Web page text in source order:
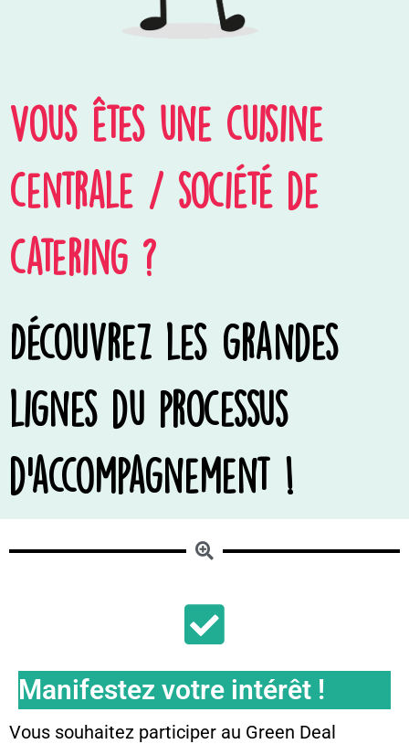
Vous êtes une cuisine
centrale / société de
catering ?
Découvrez les grandes
lignes du processus
d'accompagnement !
Manifestez votre intérêt !
Vous souhaitez participer au Green Deal